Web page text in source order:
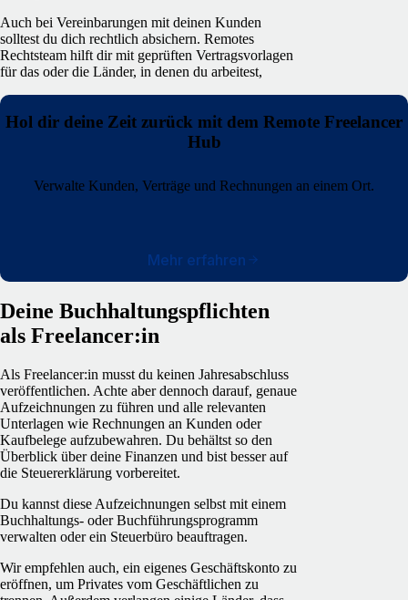
Auch bei Vereinbarungen mit deinen Kunden
solltest du dich rechtlich absichern. Remotes
Rechtsteam hilft dir mit geprüften Vertragsvorlagen
für das oder die Länder, in denen du arbeitest,
Hol dir deine Zeit zurück mit dem Remote Freelancer
Hub
Verwalte Kunden, Verträge und Rechnungen an einem Ort.
Mehr erfahren
Deine Buchhaltungspflichten
als Freelancer:in
Als Freelancer:in musst du keinen Jahresabschluss
veröffentlichen. Achte aber dennoch darauf, genaue
Aufzeichnungen zu führen und alle relevanten
Unterlagen wie Rechnungen an Kunden oder
Kaufbelege aufzubewahren. Du behältst so den
Überblick über deine Finanzen und bist besser auf
die Steuererklärung vorbereitet.
Du kannst diese Aufzeichnungen selbst mit einem
Buchhaltungs- oder Buchführungsprogramm
verwalten oder ein Steuerbüro beauftragen.
Wir empfehlen auch, ein eigenes Geschäftskonto zu
eröffnen, um Privates vom Geschäftlichen zu